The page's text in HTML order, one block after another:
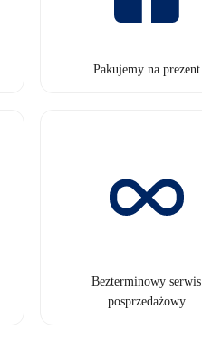
Pakujemy na prezent
Bezterminowy serwis
posprzedażowy